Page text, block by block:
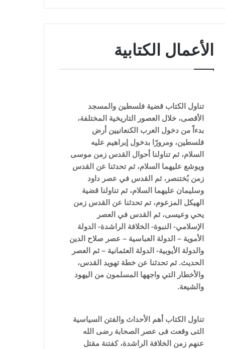
الأعمال الكتابية
تناول الكتاب قضية فلسطين والمسجد
الأقصى، خلال العصور التاريخية المختلفة،
بدءاً من دخول العرب الكنعانيين أرض
فلسطين، ومرورًا بدخول إبراهيم عليه
السلام، ثم تناولنا أحوال القدس زمن موسى
ويوشع عليهما السلام، ثم تحدثنا عن القدس
زمن بُختنصر، ثم القدس في عصر داود
وسليمان عليهما السلام، ثم تناولنا قضية
الهيكل المزعوم، تم تحدثنا عن القدس زمن
يحي وعيسى، ثم القدس في العصر
الإسلامي- النبوة- الخلافة الراشدة- الدولة
الأموية – الدولة العباسية – عصر صلاح الدين
والدولة الأيوبية- الدولة العثمانية – ثم العصر
الحديث. ثم تحدثنا عن خطة تهويد القدس،
والأخطار التي واجهها المسلمون من اليهود
والشيعة.
تناول الكتاب أهم الأحداث والفتن ا لسياسية
التى وقعت فى عصر الصحابة رضى الله
عنهم زمن الخلافة الراشدة، كفتنة مقتل